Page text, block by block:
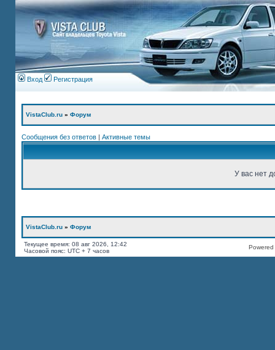
Вход Регистрация
VistaClub.ru » Форум
Сообщения без ответов | Активные темы
У вас нет
VistaClub.ru » Форум
Текущее время: 08 авг 2026, 12:42
Часовой пояс: UTC + 7 часов